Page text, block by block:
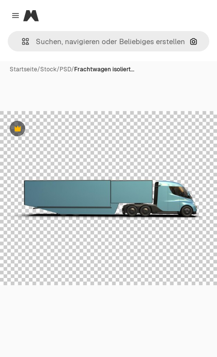
Close menu
Magnific
Nach
Startseite/Stock/PSD/Frachtwagen isoliert…
Premium